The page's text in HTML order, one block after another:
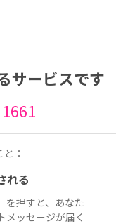
サービスです
1661
：
れる
を押すと、あなた
メッセージが届く